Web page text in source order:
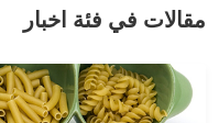
مقالات في فئة اخبار